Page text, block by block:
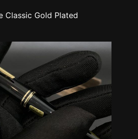
Classic Gold Plated